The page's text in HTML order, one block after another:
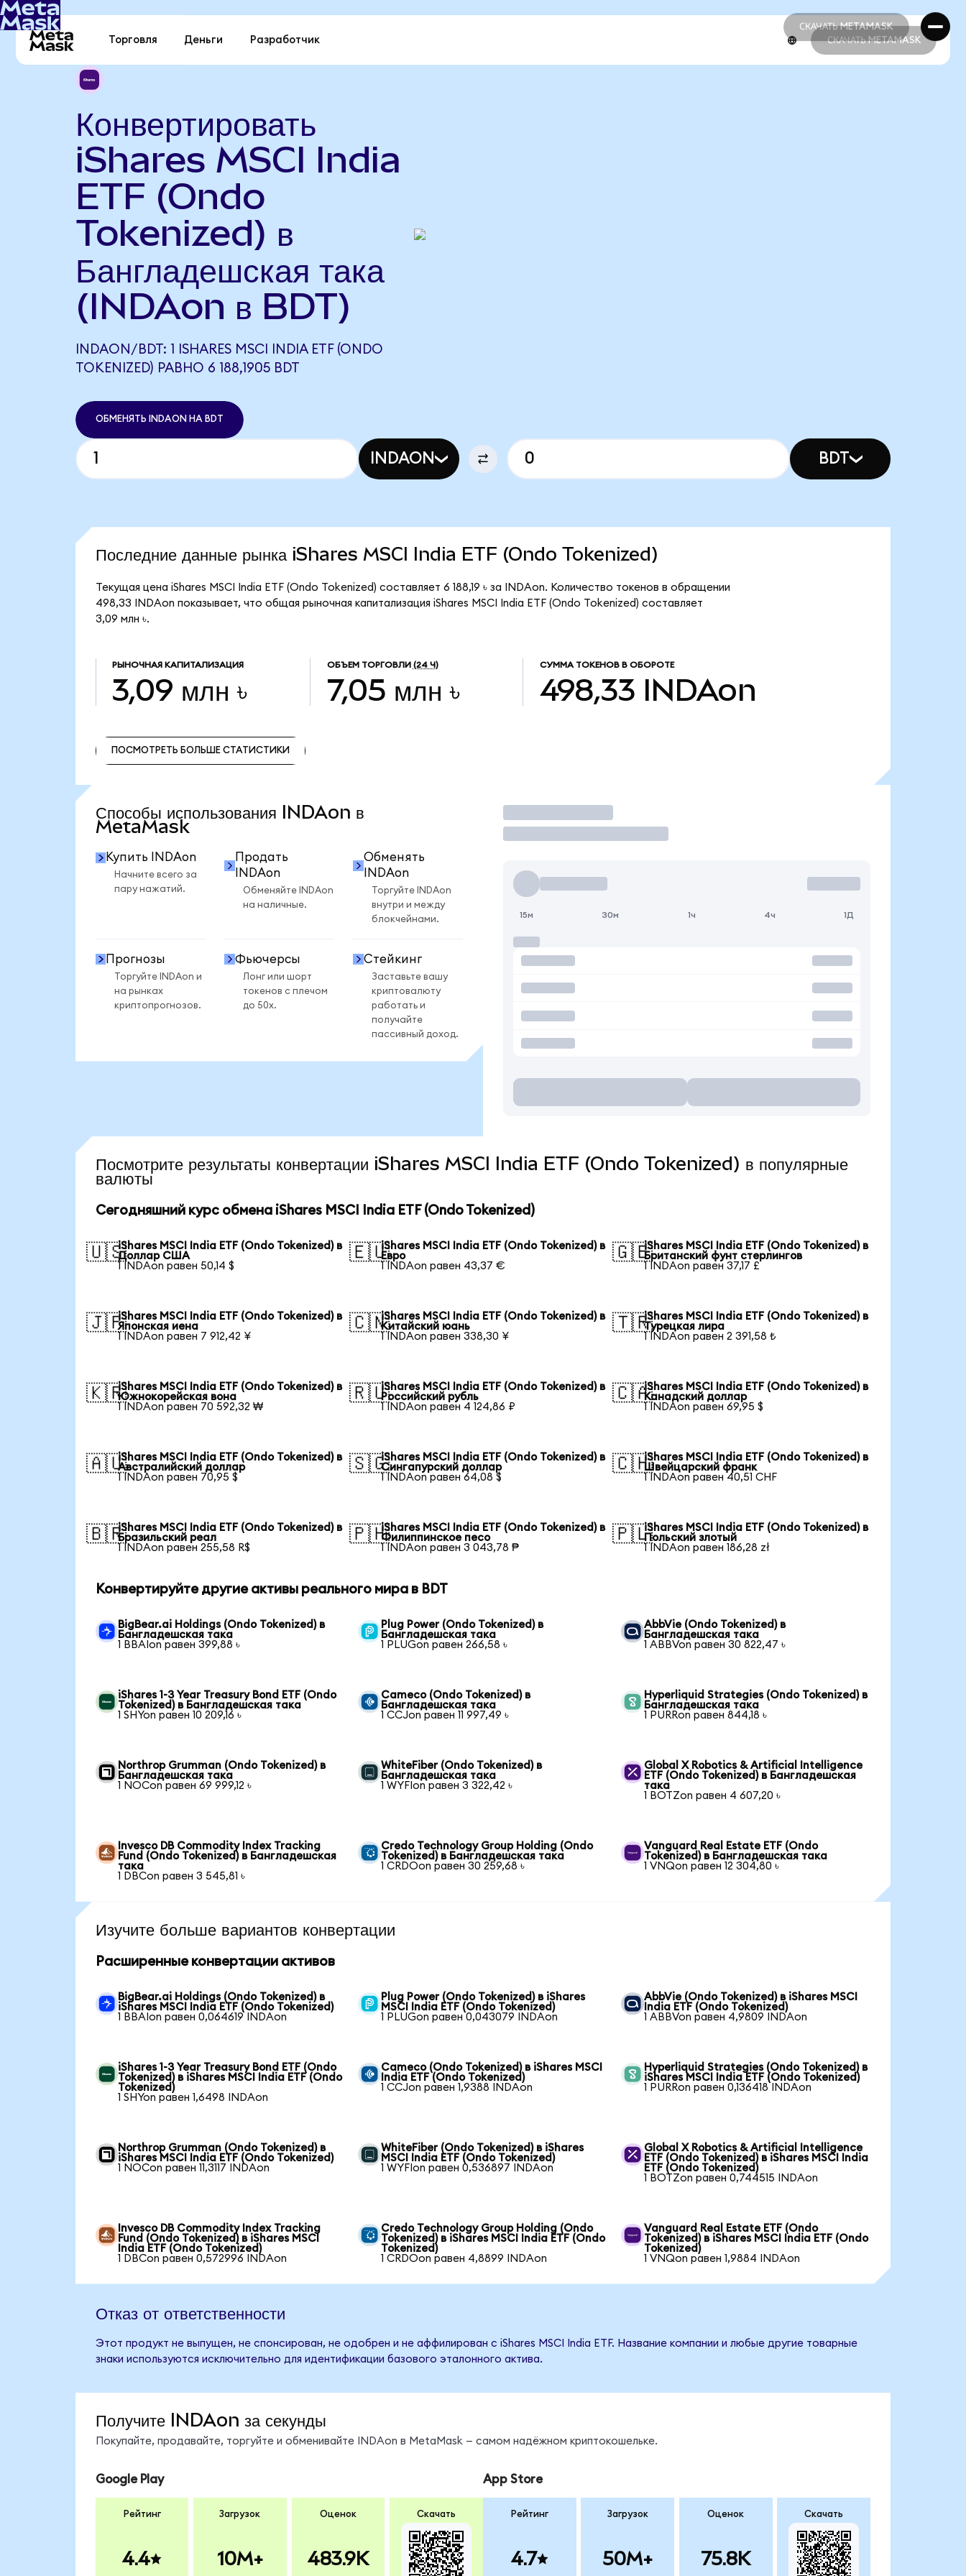
СКАЧАТЬ METAMASK
СКАЧАТЬ METAMASK
Торговля Деньги Разработчик СКАЧАТЬ METAMASK
Конвертировать
iShares MSCI India
ETF (Ondo
Tokenized) в
Бангладешская така
(INDAon в BDT)
INDAON/BDT: 1 ISHARES MSCI INDIA ETF (ONDO
TOKENIZED) РАВНО 6 188,1905 BDT
ОБМЕНЯТЬ INDAON НА BDT
INDAON BDT
Последние данные рынка iShares MSCI India ETF (Ondo Tokenized)
Текущая цена iShares MSCI India ETF (Ondo Tokenized) составляет 6 188,19 ৳ за INDAon. Количество токенов в обращении
498,33 INDAon показывает, что общая рыночная капитализация iShares MSCI India ETF (Ondo Tokenized) составляет
3,09 млн ৳.
РЫНОЧНАЯ КАПИТАЛИЗАЦИЯ
3,09 млн ৳
ОБЪЕМ ТОРГОВЛИ (24 Ч)
7,05 млн ৳
СУММА ТОКЕНОВ В ОБОРОТЕ
498,33 INDAon
ПОСМОТРЕТЬ БОЛЬШЕ СТАТИСТИКИ
Способы использования INDAon в
MetaMask
Купить INDAon
Начните всего за
пару нажатий.
Продать
INDAon
Обменяйте INDAon
на наличные.
Обменять
INDAon
Торгуйте INDAon
внутри и между
блокчейнами.
Прогнозы
Торгуйте INDAon и
на рынках
криптопрогнозов.
Фьючерсы
Лонг или шорт
токенов с плечом
до 50x.
Стейкинг
Заставьте вашу
криптовалюту
работать и
получайте
пассивный доход.
Торговать
15м 30м 1ч 4ч 1Д
Посмотрите результаты конвертации iShares MSCI India ETF (Ondo Tokenized) в популярные
валюты
Сегодняшний курс обмена iShares MSCI India ETF (Ondo Tokenized)
🇺🇸iShares MSCI India ETF (Ondo Tokenized) в
Доллар США
1 INDAon равен 50,14 $
🇪🇺iShares MSCI India ETF (Ondo Tokenized) в
Евро
1 INDAon равен 43,37 €
🇬🇧iShares MSCI India ETF (Ondo Tokenized) в
Британский фунт стерлингов
1 INDAon равен 37,17 £
🇯🇵iShares MSCI India ETF (Ondo Tokenized) в
Японская иена
1 INDAon равен 7 912,42 ¥
🇨🇳iShares MSCI India ETF (Ondo Tokenized) в
Китайский юань
1 INDAon равен 338,30 ¥
🇹🇷iShares MSCI India ETF (Ondo Tokenized) в
Турецкая лира
1 INDAon равен 2 391,58 ₺
🇰🇷iShares MSCI India ETF (Ondo Tokenized) в
Южнокорейская вона
1 INDAon равен 70 592,32 ₩
🇷🇺iShares MSCI India ETF (Ondo Tokenized) в
Российский рубль
1 INDAon равен 4 124,86 ₽
🇨🇦iShares MSCI India ETF (Ondo Tokenized) в
Канадский доллар
1 INDAon равен 69,95 $
🇦🇺iShares MSCI India ETF (Ondo Tokenized) в
Австралийский доллар
1 INDAon равен 70,95 $
🇸🇬iShares MSCI India ETF (Ondo Tokenized) в
Сингапурский доллар
1 INDAon равен 64,08 $
🇨🇭iShares MSCI India ETF (Ondo Tokenized) в
Швейцарский франк
1 INDAon равен 40,51 CHF
🇧🇷iShares MSCI India ETF (Ondo Tokenized) в
Бразильский реал
1 INDAon равен 255,58 R$
🇵🇭iShares MSCI India ETF (Ondo Tokenized) в
Филиппинское песо
1 INDAon равен 3 043,78 ₱
🇵🇱iShares MSCI India ETF (Ondo Tokenized) в
Польский злотый
1 INDAon равен 186,28 zł
Конвертируйте другие активы реального мира в BDT
BigBear.ai Holdings (Ondo Tokenized) в
Бангладешская така
1 BBAIon равен 399,88 ৳
Plug Power (Ondo Tokenized) в
Бангладешская така
1 PLUGon равен 266,58 ৳
AbbVie (Ondo Tokenized) в
Бангладешская така
1 ABBVon равен 30 822,47 ৳
iShares 1-3 Year Treasury Bond ETF (Ondo
Tokenized) в Бангладешская така
1 SHYon равен 10 209,16 ৳
Cameco (Ondo Tokenized) в
Бангладешская така
1 CCJon равен 11 997,49 ৳
Hyperliquid Strategies (Ondo Tokenized) в
Бангладешская така
1 PURRon равен 844,18 ৳
Northrop Grumman (Ondo Tokenized) в
Бангладешская така
1 NOCon равен 69 999,12 ৳
WhiteFiber (Ondo Tokenized) в
Бангладешская така
1 WYFIon равен 3 322,42 ৳
Global X Robotics & Artificial Intelligence
ETF (Ondo Tokenized) в Бангладешская
така
1 BOTZon равен 4 607,20 ৳
Invesco DB Commodity Index Tracking
Fund (Ondo Tokenized) в Бангладешская
така
1 DBCon равен 3 545,81 ৳
Credo Technology Group Holding (Ondo
Tokenized) в Бангладешская така
1 CRDOon равен 30 259,68 ৳
Vanguard Real Estate ETF (Ondo
Tokenized) в Бангладешская така
1 VNQon равен 12 304,80 ৳
Изучите больше вариантов конвертации
Расширенные конвертации активов
BigBear.ai Holdings (Ondo Tokenized) в
iShares MSCI India ETF (Ondo Tokenized)
1 BBAIon равен 0,064619 INDAon
Plug Power (Ondo Tokenized) в iShares
MSCI India ETF (Ondo Tokenized)
1 PLUGon равен 0,043079 INDAon
AbbVie (Ondo Tokenized) в iShares MSCI
India ETF (Ondo Tokenized)
1 ABBVon равен 4,9809 INDAon
iShares 1-3 Year Treasury Bond ETF (Ondo
Tokenized) в iShares MSCI India ETF (Ondo
Tokenized)
1 SHYon равен 1,6498 INDAon
Cameco (Ondo Tokenized) в iShares MSCI
India ETF (Ondo Tokenized)
1 CCJon равен 1,9388 INDAon
Hyperliquid Strategies (Ondo Tokenized) в
iShares MSCI India ETF (Ondo Tokenized)
1 PURRon равен 0,136418 INDAon
Northrop Grumman (Ondo Tokenized) в
iShares MSCI India ETF (Ondo Tokenized)
1 NOCon равен 11,3117 INDAon
WhiteFiber (Ondo Tokenized) в iShares
MSCI India ETF (Ondo Tokenized)
1 WYFIon равен 0,536897 INDAon
Global X Robotics & Artificial Intelligence
ETF (Ondo Tokenized) в iShares MSCI India
ETF (Ondo Tokenized)
1 BOTZon равен 0,744515 INDAon
Invesco DB Commodity Index Tracking
Fund (Ondo Tokenized) в iShares MSCI
India ETF (Ondo Tokenized)
1 DBCon равен 0,572996 INDAon
Credo Technology Group Holding (Ondo
Tokenized) в iShares MSCI India ETF (Ondo
Tokenized)
1 CRDOon равен 4,8899 INDAon
Vanguard Real Estate ETF (Ondo
Tokenized) в iShares MSCI India ETF (Ondo
Tokenized)
1 VNQon равен 1,9884 INDAon
Отказ от ответственности
Этот продукт не выпущен, не спонсирован, не одобрен и не аффилирован с iShares MSCI India ETF. Название компании и любые другие товарные
знаки используются исключительно для идентификации базового эталонного актива.
Получите INDAon за секунды
Покупайте, продавайте, торгуйте и обменивайте INDAon в MetaMask — самом надёжном криптокошельке.
Google Play
Рейтинг
4.4
Загрузок
10M+
Оценок
483.9K
Скачать
App Store
Рейтинг
4.7
Загрузок
50M+
Оценок
75.8K
Скачать